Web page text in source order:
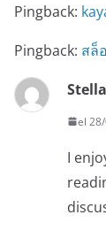
Pingback:
Pingback: สล็
el
I